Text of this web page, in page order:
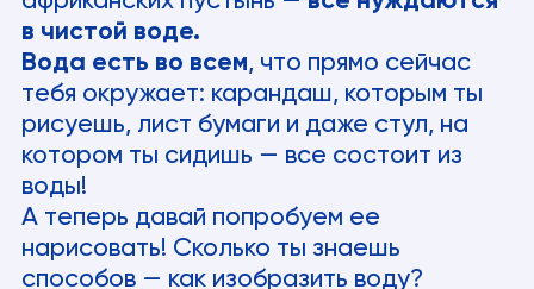
в чистой воде.
Вода есть во всем, что прямо сейчас
тебя окружает: карандаш, которым ты
рисуешь, лист бумаги и даже стул, на
котором ты сидишь — все состоит из
воды!
А теперь давай попробуем ее
нарисовать! Сколько ты знаешь
способов — как изобразить воду?